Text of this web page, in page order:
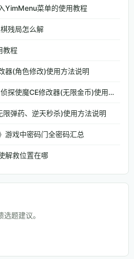
YimMenu菜单的使用教程
残局怎么解
教程
器(角色修改)使用方法说明
傲慢的怪兽公主与名侦探使魔CE修改器(无限金币)使用方法说明
弹药、逆天秒杀)使用方法说明
游戏中密码门全密码汇总
解救位置在哪
题建议。